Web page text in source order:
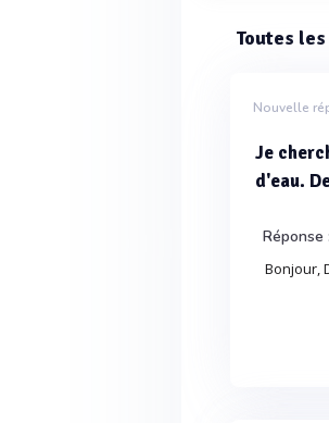
Toutes
Nouvelle
Je
d'eau.
Réponse :
Bonjour,